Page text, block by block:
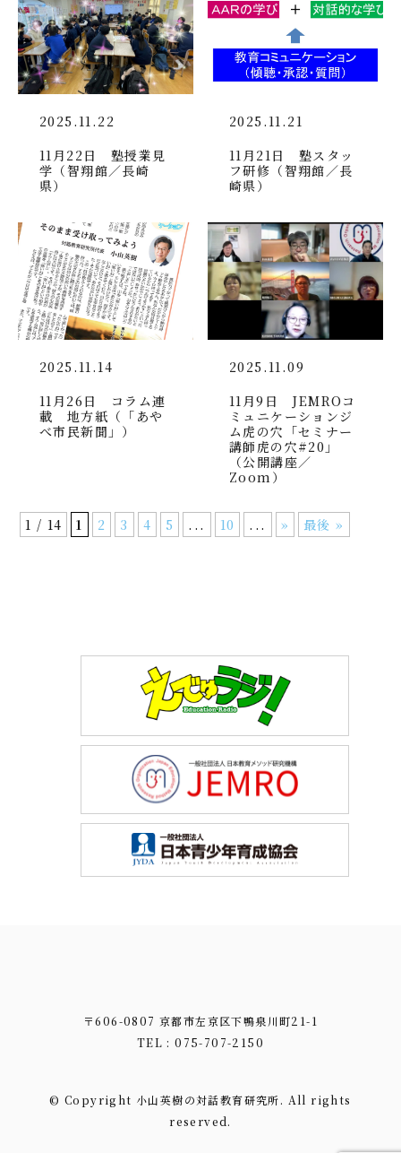
2025.11.22
11月22日 塾授業見
学（智翔館／長崎
県）
2025.11.21
11月21日 塾スタッ
フ研修（智翔館／長
崎県）
2025.11.14
11月26日 コラム連
載 地方紙（「あや
べ市民新聞」）
2025.11.09
11月9日 JEMROコ
ミュニケーションジ
ム虎の穴「セミナー
講師虎の穴#20」
（公開講座／
Zoom）
1 / 14 1 2 3 4 5 ... 10 ... » 最後 »
〒606-0807 京都市左京区下鴨泉川町21-1
TEL : 075-707-2150
© Copyright 小山英樹の対話教育研究所. All rights
reserved.